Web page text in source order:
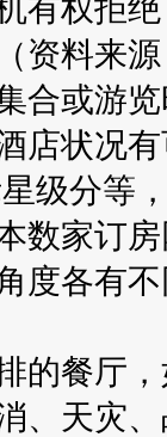
有权拒
资料来
合或游
店状况
级分等
数家订
度各有
的餐厅
、天灾